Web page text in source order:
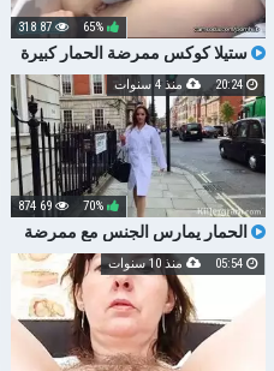
ستيلا كوكس ممرضة الحمار كبيرة
سخيف الحمار والمهبل
65%
87 318
الحمار يمارس الجنس مع ممرضة
الساخنة
70%
69 874
20:24 منذ 4 سنوات
05:54 منذ 10 سنوات